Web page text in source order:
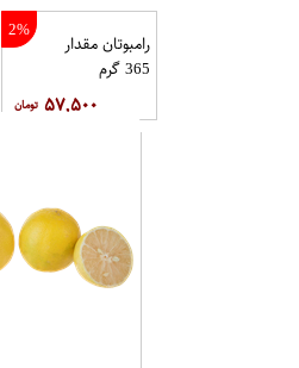
2%
رامبوتان مقدار
365 گرم
۵۷,۵۰۰